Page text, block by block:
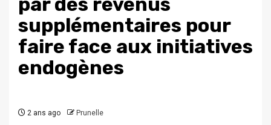
supplémentaires pour
faire face aux initiatives
endogènes
2 ans ago Prunelle